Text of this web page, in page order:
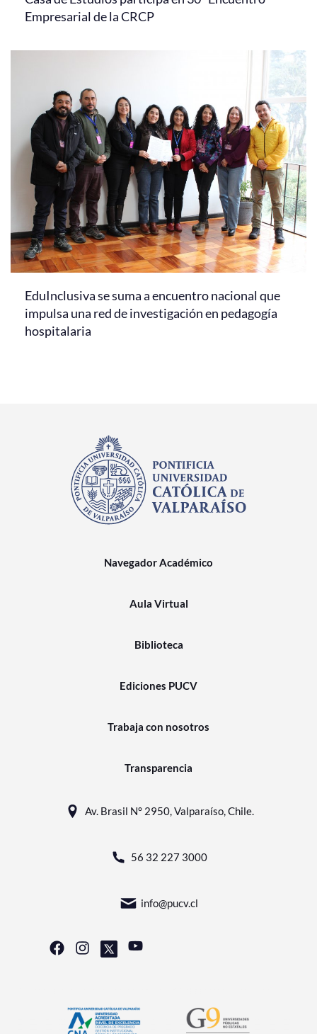
Empresarial de la CRCP
EduInclusiva se suma a encuentro nacional que
impulsa una red de investigación en pedagogía
hospitalaria
Navegador Académico
Aula Virtual
Biblioteca
Ediciones PUCV
Trabaja con nosotros
Transparencia
Av. Brasil N° 2950, Valparaíso, Chile.
56 32 227 3000
info@pucv.cl